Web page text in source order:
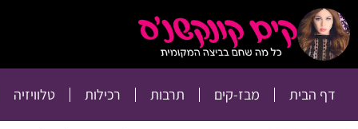
דף הבית מבז-קים תרבות רכילות טלוויזיה